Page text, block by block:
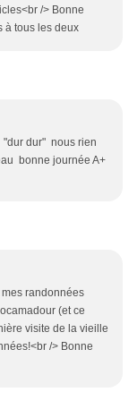
/> Bonne
à tous les deux
"dur dur" nous rien
bonne journée A+
randonnées
(et ce
visite de la vieille
/> Bonne